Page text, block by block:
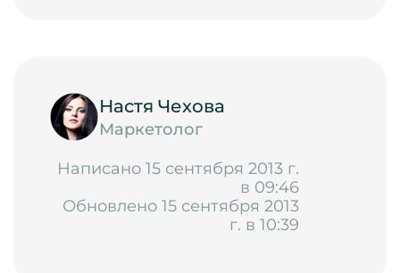
Настя Чехова
Маркетолог
Написано 15 сентября 2013 г.
в 09:46
Обновлено 15 сентября 2013
г. в 10:39